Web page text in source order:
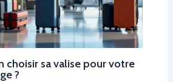
choisir sa valise pour votre
?